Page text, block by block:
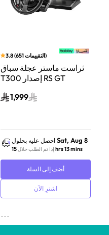
3.8(651التقييمات)
ثراست ماستر عجلة سباق
T300 إصدار RS GT
أسود1,999
احصل عليه بحلول Sat, Aug 8
إذا تم الطلب خلال 15 hrs 13 mins
أضف إلى السلة
اشترِ الآن